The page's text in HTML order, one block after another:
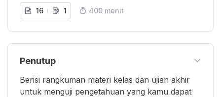
16 1 400 menit
Penutup
Berisi rangkuman materi kelas dan ujian akhir
untuk menguji pengetahuan yang kamu dapat